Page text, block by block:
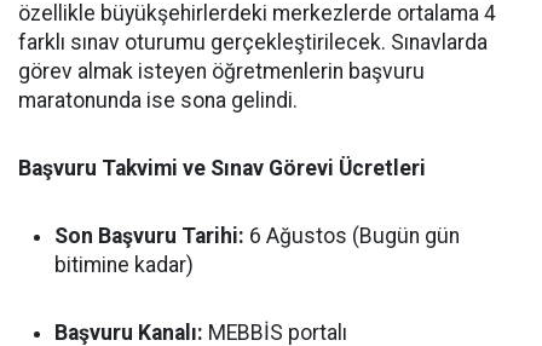
özellikle büyükşehirlerdeki merkezlerde ortalama 4
farklı sınav oturumu gerçekleştirilecek. Sınavlarda
görev almak isteyen öğretmenlerin başvuru
maratonunda ise sona gelindi.
Başvuru Takvimi ve Sınav Görevi Ücretleri
Son Başvuru Tarihi: 6 Ağustos (Bugün gün
bitimine kadar)
Başvuru Kanalı: MEBBİS portalı